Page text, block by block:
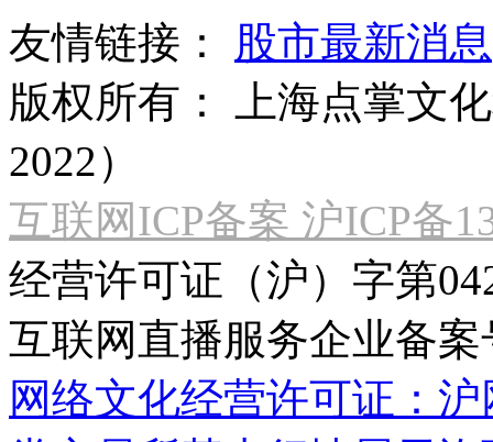
友情链接：
股市最新消息
版权所有：
上海点掌文
2022）
互联网ICP备案 沪ICP备
经营许可证（沪）字第
互联网直播服务企业备案
网络文化经营许可证：